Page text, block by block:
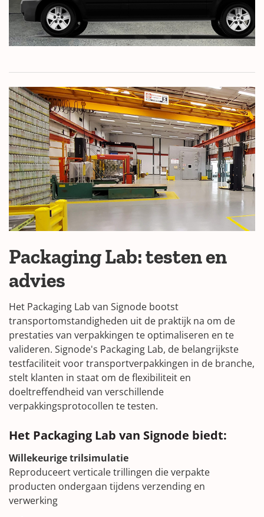
Packaging Lab: testen en
advies
Het Packaging Lab van Signode bootst
transportomstandigheden uit de praktijk na om de
prestaties van verpakkingen te optimaliseren en te
valideren. Signode's Packaging Lab, de belangrijkste
testfaciliteit voor transportverpakkingen in de branche,
stelt klanten in staat om de flexibiliteit en
doeltreffendheid van verschillende
verpakkingsprotocollen te testen.
Het Packaging Lab van Signode biedt:
Willekeurige trilsimulatie
Reproduceert verticale trillingen die verpakte
producten ondergaan tijdens verzending en
verwerking